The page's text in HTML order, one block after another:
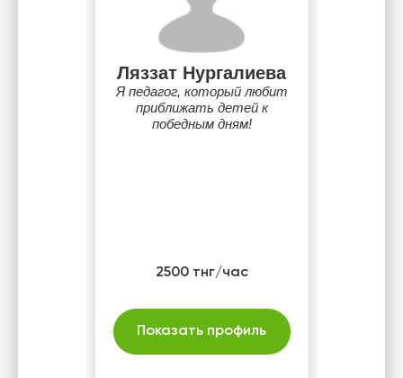
Ляззат Нургалиева
Я педагог, который любит
приближать детей к
победным дням!
2500 тнг/час
Показать профиль